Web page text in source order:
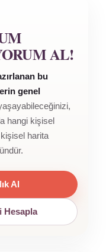
AL!
bu
genel
hangi kişisel
harita
Al
Hesapla